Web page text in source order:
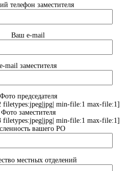
телефон заместителя
Ваш e-mail
e-mail заместителя
Фото председателя
filetypes:jpeg|jpg| min-file:1 max-file:1]
Фото заместителя
filetypes:jpeg|jpg| min-file:1 max-file:1]
вашего РО
местных отделений